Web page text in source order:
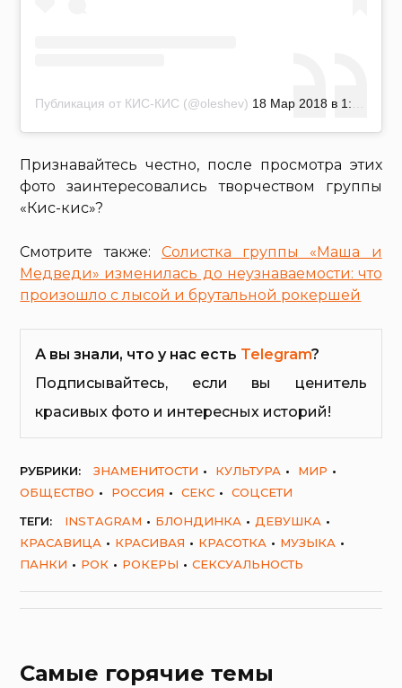
Публикация от КИС-КИС (@oleshev) 18 Мар 2018 в 1:10 PDT
Признавайтесь честно, после просмотра этих
фото заинтересовались творчеством группы
«Кис-кис»?
Смотрите также: Солистка группы «Маша и
Медведи» изменилась до неузнаваемости: что
произошло с лысой и брутальной рокершей
А вы знали, что у нас есть Telegram?
Подписывайтесь, если вы ценитель
красивых фото и интересных историй!
РУБРИКИ: ЗНАМЕНИТОСТИ КУЛЬТУРА
МИР
ОБЩЕСТВО
РОССИЯ СЕКС
СОЦСЕТИ
ТЕГИ:
INSTAGRAM БЛОНДИНКА
ДЕВУШКА
КРАСАВИЦА
КРАСИВАЯ КРАСОТКА
МУЗЫКА
ПАНКИ
РОК РОКЕРЫ СЕКСУАЛЬНОСТЬ
Самые горячие темы